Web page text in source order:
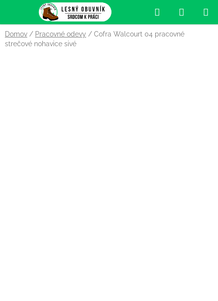
obsah
Hľadať
KOŠÍK
Domov / Pracovné odevy / Cofra Walcourt 04 pracovné
strečové nohavice sivé